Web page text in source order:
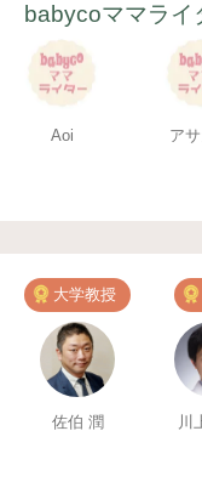
babycoママライ
Aoi ア
大学教授
佐伯 潤 川